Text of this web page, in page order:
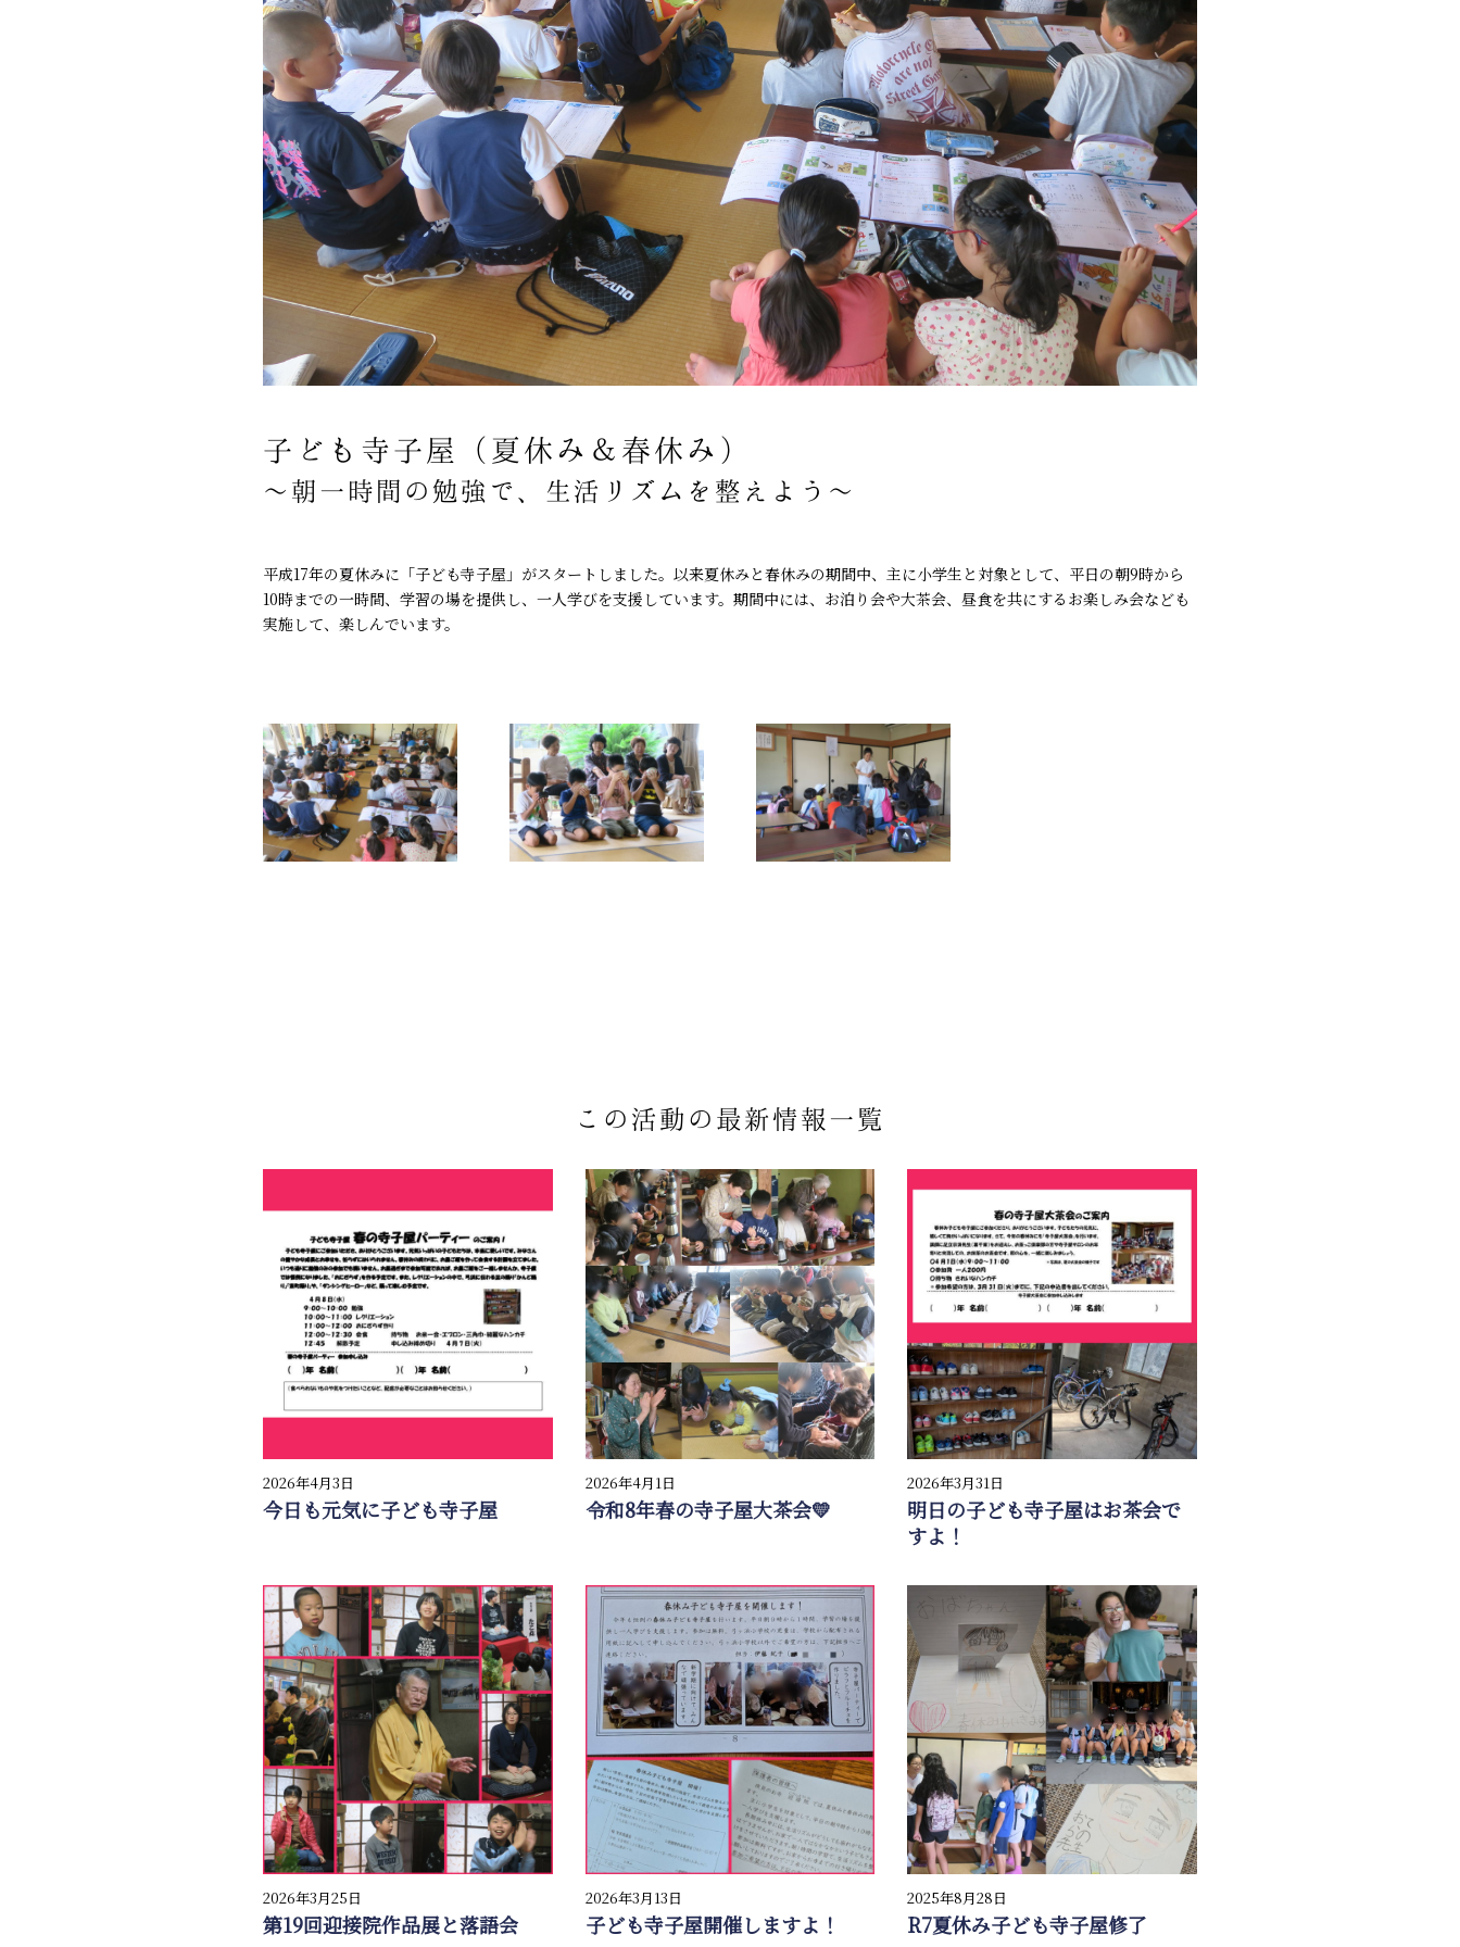
子ども寺子屋（夏休み＆春休み）
～朝一時間の勉強で、生活リズムを整えよう～
平成17年の夏休みに「子ども寺子屋」がスタートしました。以来夏休みと春休みの期間中、主に小学生と対象として、平日の朝9時から
10時までの一時間、学習の場を提供し、一人学びを支援しています。期間中には、お泊り会や大茶会、昼食を共にするお楽しみ会なども
実施して、楽しんでいます。
この活動の最新情報一覧
今日も元気に子ども寺子屋
2026年4月3日
令和8年春の寺子屋大茶会💛
2026年4月1日
明日の子ども寺子屋はお茶会で
すよ！
2026年3月31日
第19回迎接院作品展と落語会
2026年3月25日
子ども寺子屋開催しますよ！
2026年3月13日
R7夏休み子ども寺子屋修了
2025年8月28日